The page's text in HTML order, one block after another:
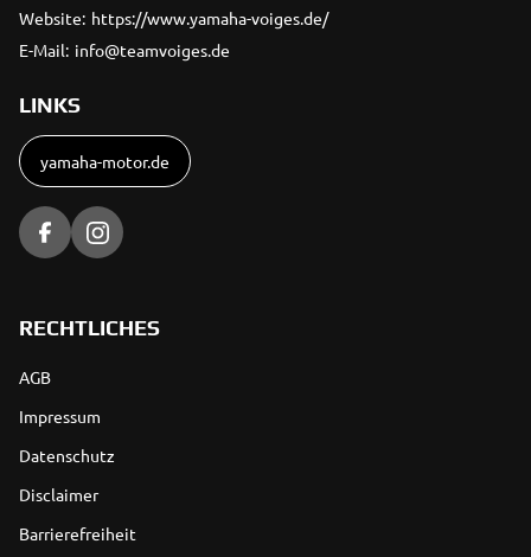
Website: https://www.yamaha-voiges.de/
E-Mail: info@teamvoiges.de
LINKS
yamaha-motor.de
RECHTLICHES
AGB
Impressum
Datenschutz
Disclaimer
Barrierefreiheit